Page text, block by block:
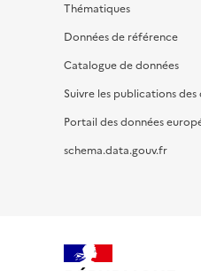
Thématiques
Données de référence
Catalogue de données
Suivre les publications des
Portail des données
schema.data.gouv.fr